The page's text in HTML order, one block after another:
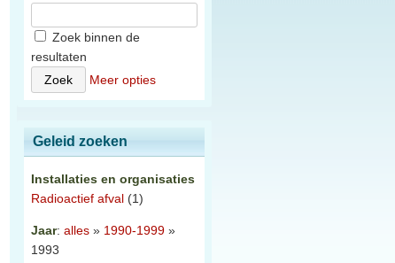
Zoek binnen de
resultaten
Meer opties
Geleid zoeken
Installaties en organisaties
Radioactief afval (1)
Jaar: alles » 1990-1999 »
1993